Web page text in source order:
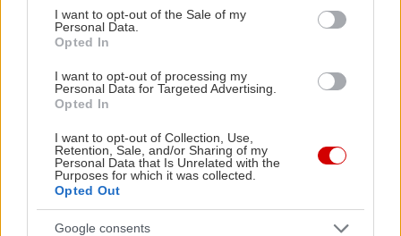
consent section.
I want to opt-out of the Sale of my
Personal Data.
Opted In
I want to opt-out of processing my
Personal Data for Targeted Advertising.
Opted In
I want to opt-out of Collection, Use,
Retention, Sale, and/or Sharing of my
Personal Data that Is Unrelated with the
Purposes for which it was collected.
Opted Out
Google consents
Μείνε Αύγουστο στην Αθήνα κι άσε τους
άλλους να λένε
Πώς θα